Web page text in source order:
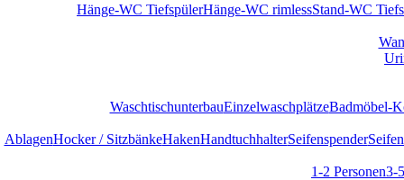
Hänge-WC TiefspülerHänge-WC rimlessStand-WC
WaschtischunterbauEinzelwaschplätzeBadmöbel-
AblagenHocker / SitzbänkeHakenHandtuchhalterSeifenspender
1-2 Personen3-